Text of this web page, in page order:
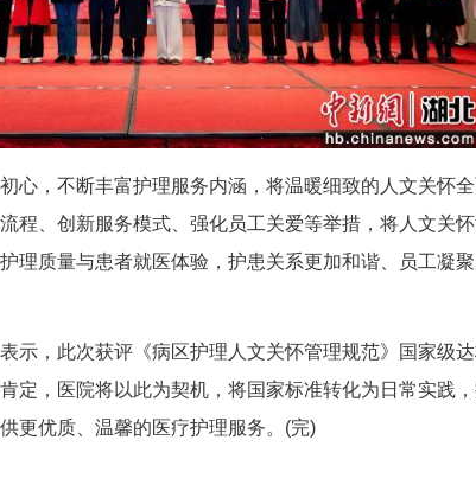
坚守初心，不断丰富护理服务内涵，将